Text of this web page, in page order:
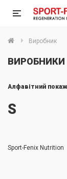
Виробник
ВИРОБНИКИ
Алфавітний
S
Sport-Fenix Nutrition